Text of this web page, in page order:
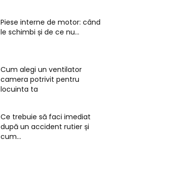
Piese interne de motor: când
le schimbi și de ce nu...
Cum alegi un ventilator
camera potrivit pentru
locuinta ta
Ce trebuie să faci imediat
după un accident rutier și
cum...